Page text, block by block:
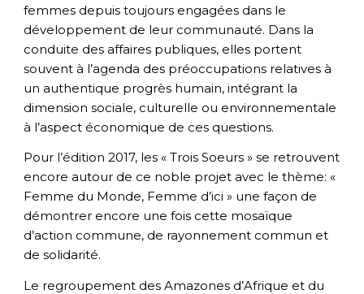
femmes depuis toujours engagées dans le
développement de leur communauté. Dans la
conduite des affaires publiques, elles portent
souvent à l’agenda des préoccupations relatives à
un authentique progrès humain, intégrant la
dimension sociale, culturelle ou environnementale
à l’aspect économique de ces questions.
Pour l’édition 2017, les « Trois Soeurs » se retrouvent
encore autour de ce noble projet avec le thème: «
Femme du Monde, Femme d’ici » une façon de
démontrer encore une fois cette mosaïque
d’action commune, de rayonnement commun et
de solidarité.
Le regroupement des Amazones d’Afrique et du